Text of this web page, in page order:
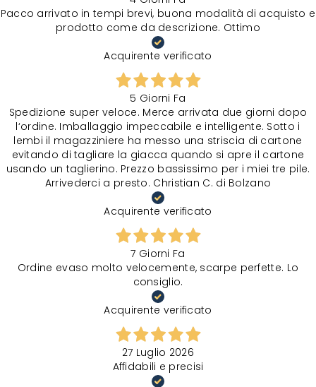
Pacco arrivato in tempi brevi, buona modalità di acquisto e
prodotto come da descrizione. Ottimo
Acquirente verificato
5 Giorni Fa
Spedizione super veloce. Merce arrivata due giorni dopo
l‘ordine. Imballaggio impeccabile e intelligente. Sotto i
lembi il magazziniere ha messo una striscia di cartone
evitando di tagliare la giacca quando si apre il cartone
usando un taglierino. Prezzo bassissimo per i miei tre pile.
Arrivederci a presto. Christian C. di Bolzano
Acquirente verificato
7 Giorni Fa
Ordine evaso molto velocemente, scarpe perfette. Lo
consiglio.
Acquirente verificato
27 Luglio 2026
Affidabili e precisi